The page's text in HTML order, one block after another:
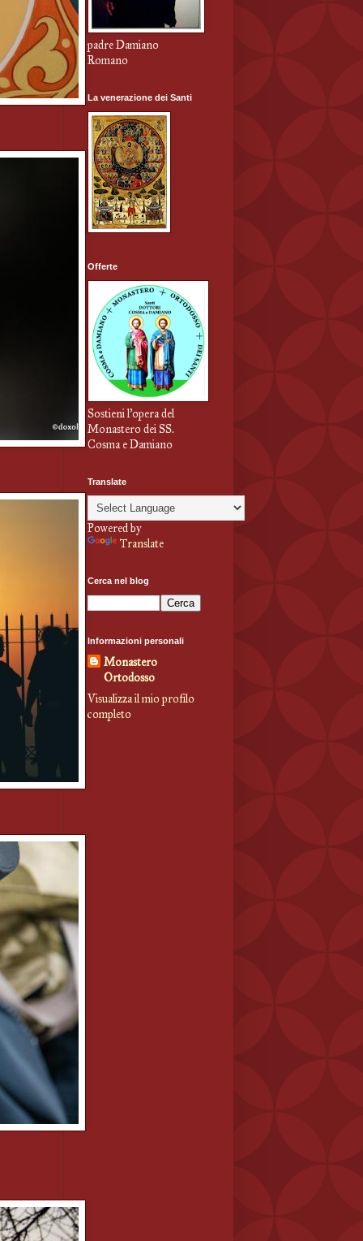
padre Damiano
Romano
La venerazione dei Santi
Offerte
Sostieni l'opera del
Monastero dei SS.
Cosma e Damiano
Translate
Powered by
Translate
Cerca nel blog
Informazioni personali
Monastero
Ortodosso
Visualizza il mio profilo
completo